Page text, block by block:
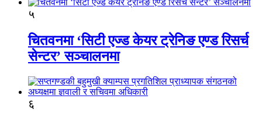
५
चितवनमा ‘सिटी एज्ड केयर ट्रेनिङ एण्ड रिसर्च
सेन्टर’ सञ्चालनमा
६